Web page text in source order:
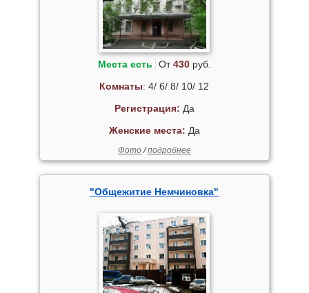
Места есть От430руб.
Комнаты: 4/ 6/ 8/ 10/ 12
Регистрация: Да
Женские места: Да
Фото/подробнее
"Общежитие Немчиновка"